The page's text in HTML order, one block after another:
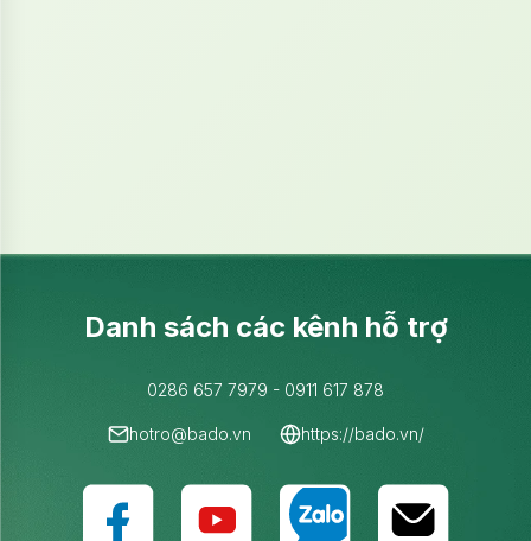
Danh sách các kênh hỗ trợ
0286 657 7979 - 0911 617 878
hotro@bado.vn https://bado.vn/